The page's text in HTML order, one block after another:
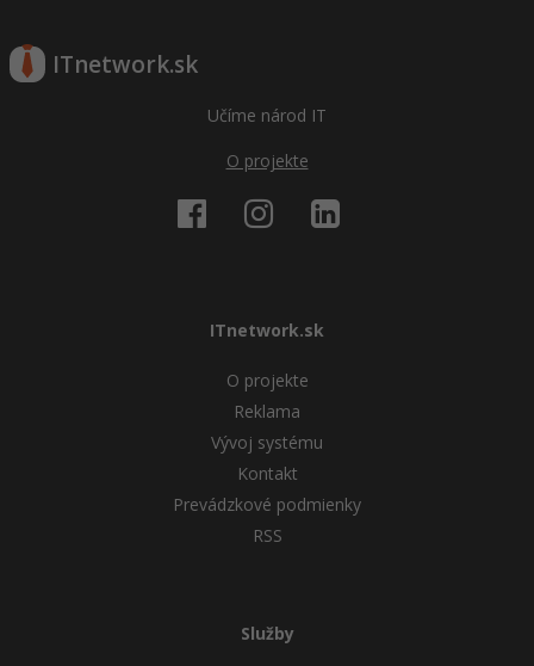
ITnetwork.sk
Učíme národ IT
O projekte
ITnetwork.sk
O projekte
Reklama
Vývoj systému
Kontakt
Prevádzkové podmienky
RSS
Služby